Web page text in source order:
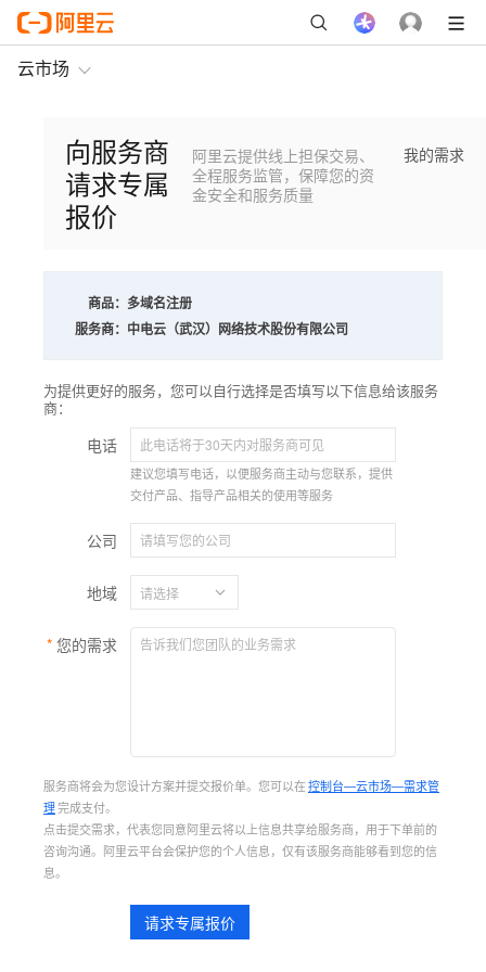
云市场
向服务商
请求专属
报价
阿里云提供线上担保交易、
全程服务监管，保障您的资
金安全和服务质量
我的需求
商品： 多域名注册
服务商： 中电云（武汉）网络技术股份有限公司
为提供更好的服务，您可以自行选择是否填写以下信息给该服务
商：
电话
建议您填写电话，以便服务商主动与您联系，提供
交付产品、指导产品相关的使用等服务
公司
地域
您的需求
服务商将会为您设计方案并提交报价单。您可以在控制台—云市场—需求管
理完成支付。
点击提交需求，代表您同意阿里云将以上信息共享给服务商，用于下单前的
咨询沟通。阿里云平台会保护您的个人信息，仅有该服务商能够看到您的信
息。
请求专属报价